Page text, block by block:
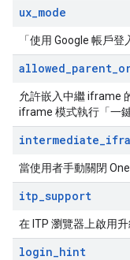
ux_mode
「使用 Google 帳戶
allowed_parent_
允許嵌入中繼 iframe
iframe 模式執行「一鍵
intermediate_
當使用者手動關閉
itp_support
在 ITP 瀏覽器上啟用升
login_hint